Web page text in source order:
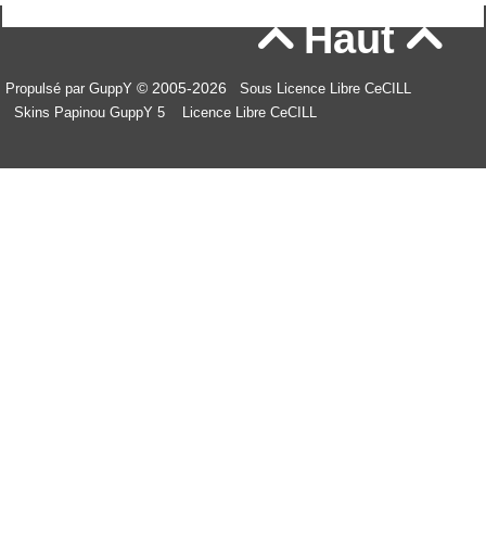
Haut
Propulsé par GuppY © 2005-2026
Sous Licence Libre CeCILL
Skins Papinou GuppY 5
Licence Libre CeCILL